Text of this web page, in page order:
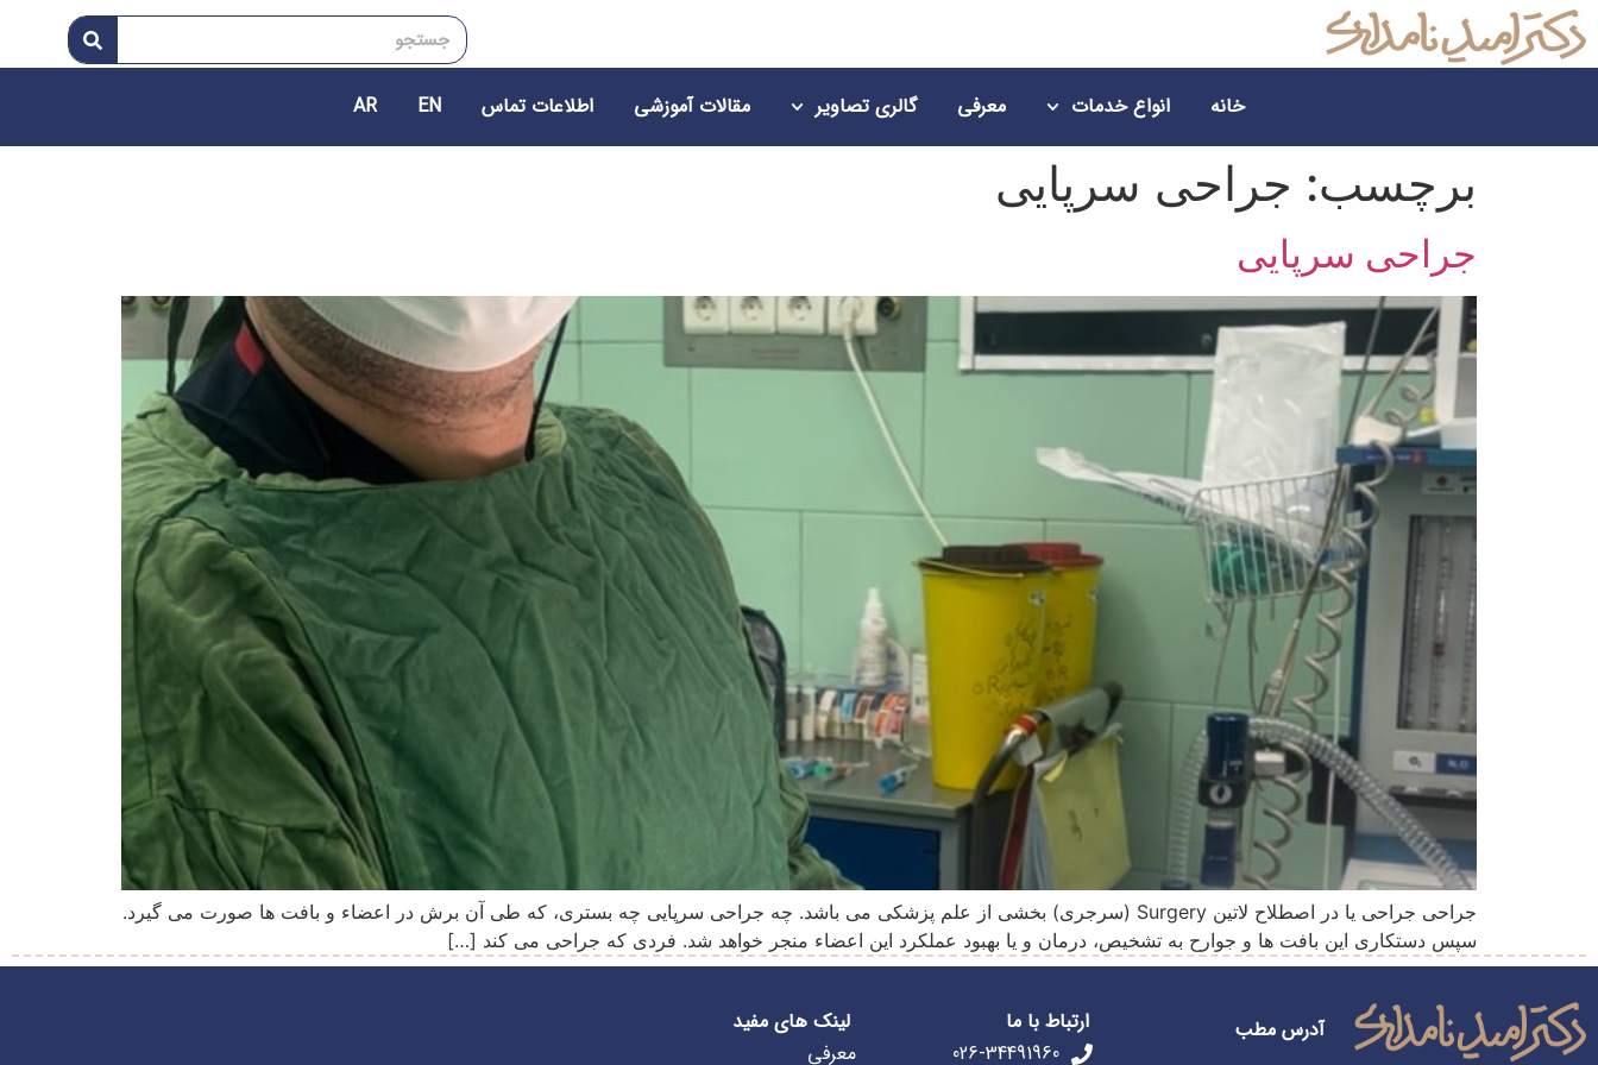
خانه انواع خدمات معرفی گالری تصاویر مقالات آموزشی اطلاعات تماس EN
AR
برچسب: جراحی سرپایی
جراحی سرپایی
جراحی جراحی یا در اصطلاح لاتین Surgery (سرجری) بخشی از علم پزشکی می باشد. چه جراحی سرپایی چه بستری، که طی آن برش در اعضاء و بافت ها صورت می گیرد.
سپس دستکاری این بافت ها و جوارح به تشخیص، درمان و یا بهبود عملکرد این اعضاء منجر خواهد شد. فردی که جراحی می کند […]
آدرس مطب
ارتباط با ما
026-34491960
لینک های مفید
معرفی